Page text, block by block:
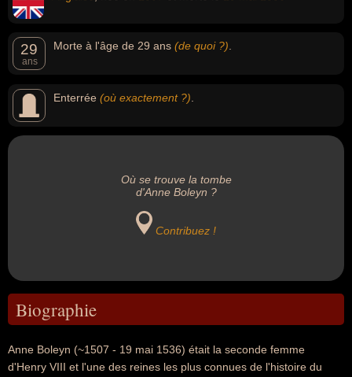
29
ans
Morte à l'âge de 29 ans (de quoi ?)
Enterrée (où exactement ?)
Où se trouve la tombe
d'Anne Boleyn ?
Contribuez !
Biographie
Anne Boleyn (~1507 - 19 mai 1536) était la seconde femme
d'Henry VIII et l'une des reines les plus connues de l'histoire du